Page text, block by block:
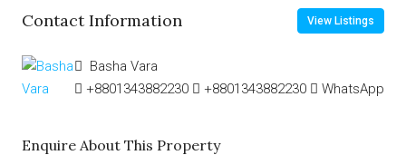
Contact Information View Listings
Basha Vara
+8801343882230
+8801343882230 WhatsApp
Enquire About This Property